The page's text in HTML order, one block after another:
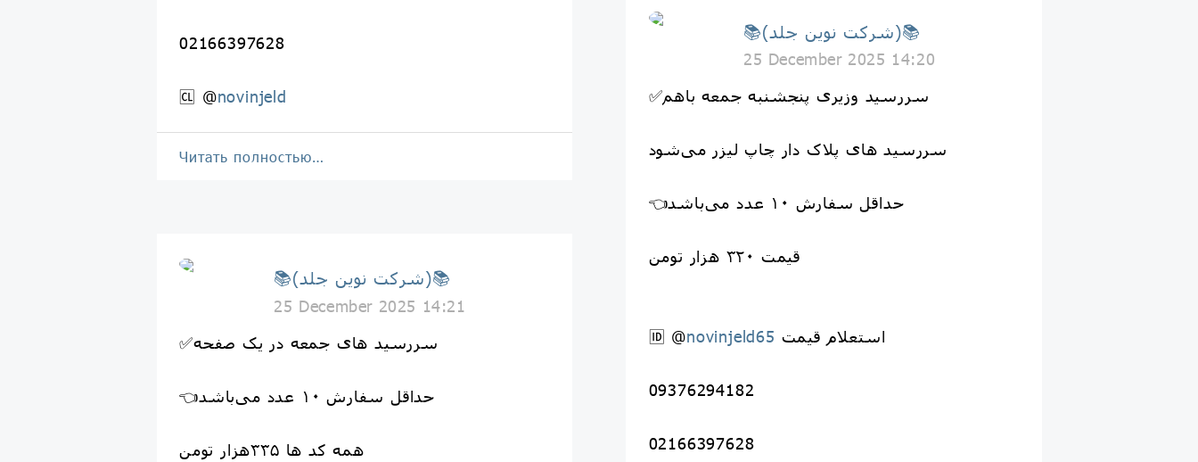
02166397628
🆑 @novinjeld
Читать полностью…
📚(شرکت نوین جلد)📚
25 December 2025 14:21
✅سررسید های جمعه در یک صفحه
👈حداقل سفارش ۱۰ عدد می‌باشد
همه کد ها ۳۳۵هزار تومن
📚(شرکت نوین جلد)📚
25 December 2025 14:20
✅سررسید وزیری پنجشنبه جمعه باهم
سررسید های پلاک دار چاپ لیزر می‌شود
👈حداقل سفارش ۱۰ عدد می‌باشد
قیمت ۳۲۰ هزار تومن
🆔 @novinjeld65 استعلام قیمت
09376294182
02166397628